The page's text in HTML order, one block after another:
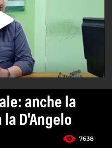
anche la
la D'Angelo
7638